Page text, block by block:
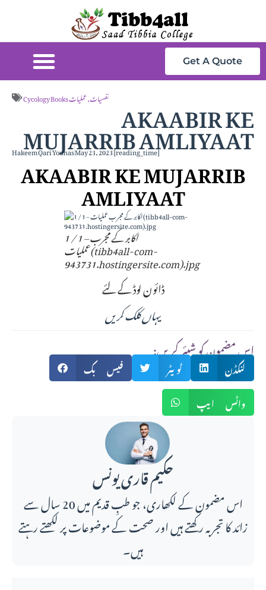
Get A Quote
Cycology Books نفسیات,عملیات AKAABIR KE
MUJARRIB AMLIYAAT
Hakeem Qari YounasMay 23, 2023[reading_time]
AKAABIR KE MUJARRIB
AMLIYAAT
1 / 1 – اکابر کے مجرب
عملیات(tibb4all-com-
943731.hostingersite.com).jpg
ڈائون لوڈ کے لئے
یہاں کلک کریں
:اس مضمون کو شیئر کریں
فیس بک ٹویٹر
لنکڈن
واٹس ایپ
حکیم قاری یونس
اس مضمون کے لکھاری، جو طبِ قدیم میں 20 سال سے
زائد کا تجربہ رکھتے ہیں اور صحت کے موضوعات پر لکھتے رہتے
ہیں۔